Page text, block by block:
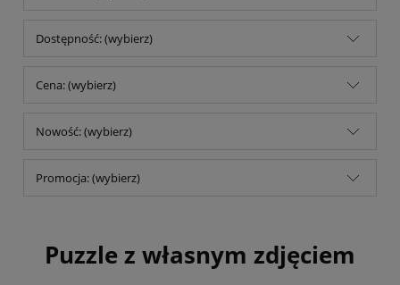
Panta Plast
pqi
rodar.pl
Stedman
Trophee
Dostępność: (wybierz)
Cena: (wybierz)
Nowość: (wybierz)
Promocja: (wybierz)
Puzzle z własnym zdjęciem